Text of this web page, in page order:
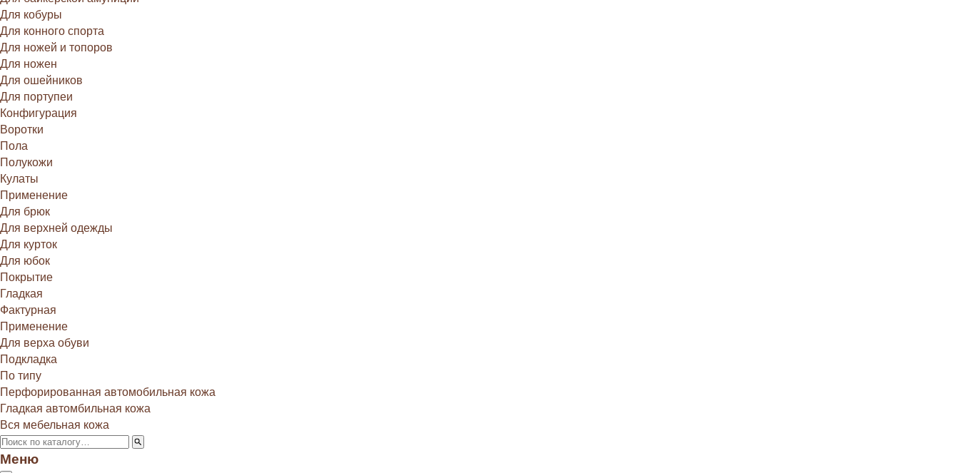
Для кобуры
Для конного спорта
Для ножей и топоров
Для ножен
Для ошейников
Для портупеи
Конфигурация
Воротки
Пола
Полукожи
Кулаты
Применение
Для брюк
Для верхней одежды
Для курток
Для юбок
Покрытие
Гладкая
Фактурная
Применение
Для верха обуви
Подкладка
По типу
Перфорированная автомобильная кожа
Гладкая автомбильная кожа
Вся мебельная кожа
Меню